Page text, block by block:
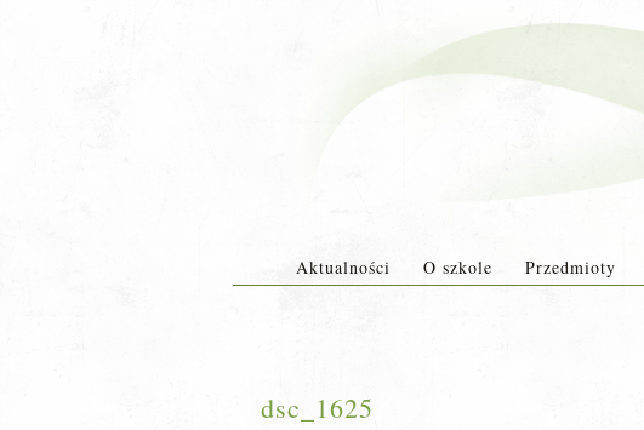
Aktualności O szkole Przedmioty
dsc_1625